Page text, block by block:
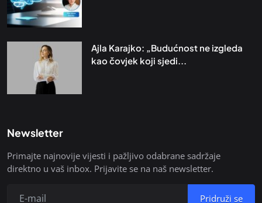
Ajla Karajko: „Budućnost ne izgleda
kao čovjek koji sjedi...
Newsletter
Primajte najnovije vijesti i pažljivo odabrane sadržaje
direktno u vaš inbox. Prijavite se na naš newsletter.
Pridruži se